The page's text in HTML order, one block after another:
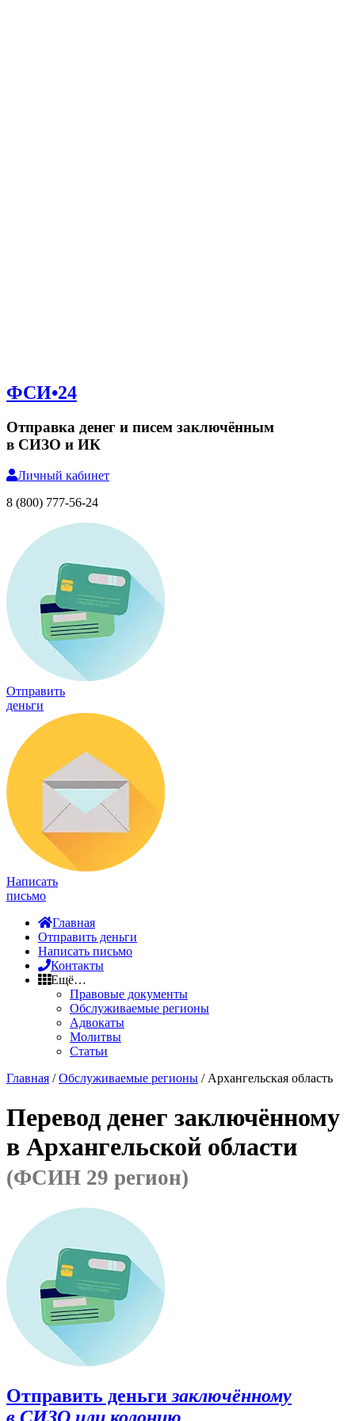
ФСИ•24
Отправка денег и писем заключённым
в СИЗО и ИК
Личный кабинет
8 (800) 777-56-24
Отправить
деньги
Написать
письмо
Главная
Отправить деньги
Написать письмо
Контакты
Ещё…
Правовые документы
Обслуживаемые регионы
Адвокаты
Молитвы
Статьи
Главная /Обслуживаемые регионы / Архангельская область
Перевод денег заключённому
в Архангельской области
(ФСИН 29 регион)
Отправить деньги заключённому